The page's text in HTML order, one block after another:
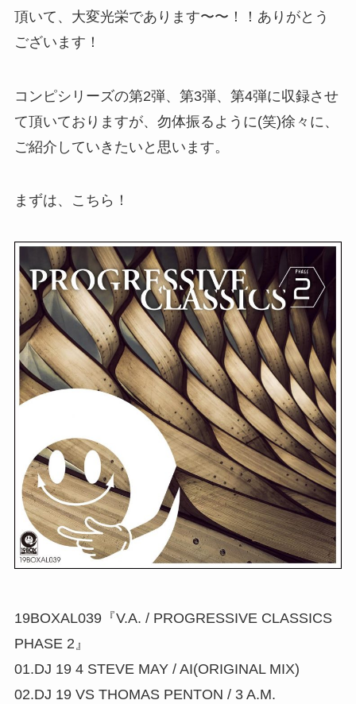
頂いて、大変光栄であります〜〜！！ありがとう
ございます！
コンピシリーズの第2弾、第3弾、第4弾に収録させ
て頂いておりますが、勿体振るように(笑)徐々に、
ご紹介していきたいと思います。
まずは、こちら！
19BOXAL039『V.A. / PROGRESSIVE CLASSICS
PHASE 2』
01.DJ 19 4 STEVE MAY / AI(ORIGINAL MIX)
02.DJ 19 VS THOMAS PENTON / 3 A.M.